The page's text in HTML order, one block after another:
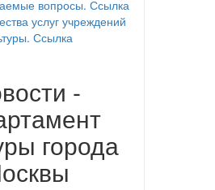
-
города